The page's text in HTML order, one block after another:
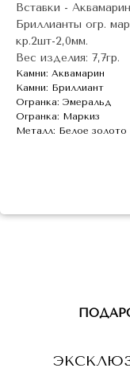
Вставки -
Бриллианты огр.
кр.2шт-2,0мм.
Вес изделия: 7,7гр.
Камни: Аквамарин
Камни: Бриллиант
Огранка: Эмеральд
Огранка: Маркиз
Металл: Белое золото